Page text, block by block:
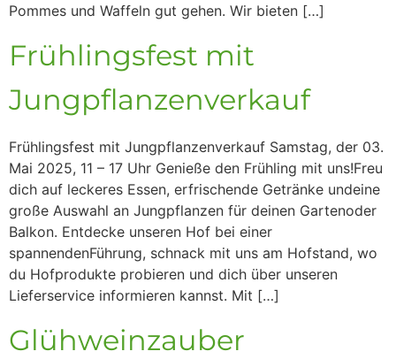
Pommes und Waffeln gut gehen. Wir bieten […]
Frühlingsfest mit
Jungpflanzenverkauf
Frühlingsfest mit Jungpflanzenverkauf Samstag, der 03.
Mai 2025, 11 – 17 Uhr Genieße den Frühling mit uns!Freu
dich auf leckeres Essen, erfrischende Getränke undeine
große Auswahl an Jungpflanzen für deinen Gartenoder
Balkon. Entdecke unseren Hof bei einer
spannendenFührung, schnack mit uns am Hofstand, wo
du Hofprodukte probieren und dich über unseren
Lieferservice informieren kannst. Mit […]
Glühweinzauber